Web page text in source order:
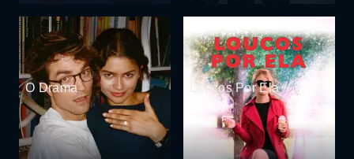
O Drama Loucos Por Ela